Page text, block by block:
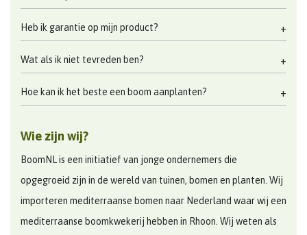
Heb ik garantie op mijn product?
Wat als ik niet tevreden ben?
Hoe kan ik het beste een boom aanplanten?
Wie zijn wij?
BoomNL is een initiatief van jonge ondernemers die
opgegroeid zijn in de wereld van tuinen, bomen en planten. Wij
importeren mediterraanse bomen naar Nederland waar wij een
mediterraanse boomkwekerij hebben in Rhoon. Wij weten als